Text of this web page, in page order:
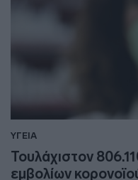
ΥΓΕΙΑ
Τουλάχιστον
εμβολίων